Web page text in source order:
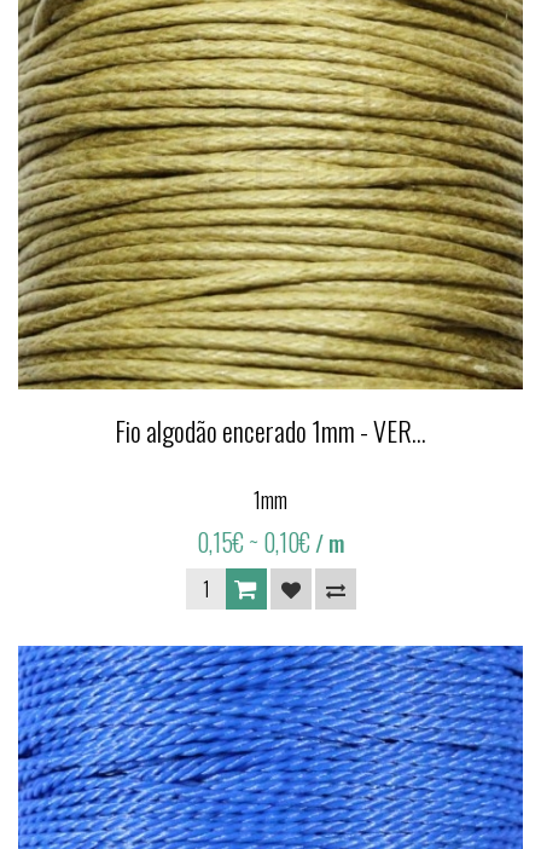
Fio algodão encerado 1mm - VER...
1mm
0,15€~ 0,10€/ m